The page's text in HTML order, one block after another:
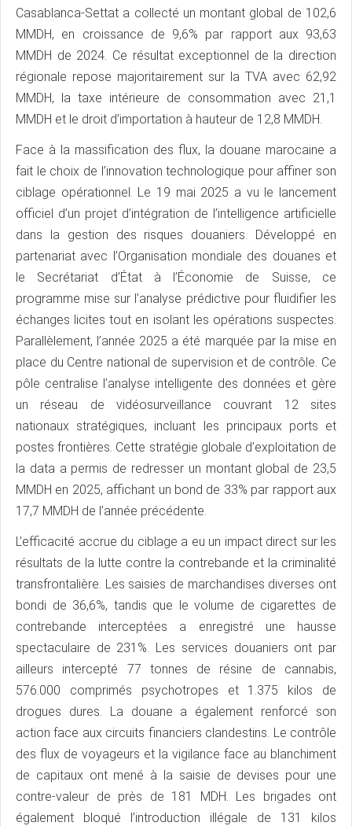
Casablanca-Settat a collecté un montant global de 102,6
MMDH, en croissance de 9,6% par rapport aux 93,63
MMDH de 2024. Ce résultat exceptionnel de la direction
régionale repose majoritairement sur la TVA avec 62,92
MMDH, la taxe intérieure de consommation avec 21,1
MMDH et le droit d’importation à hauteur de 12,8 MMDH.
Face à la massification des flux, la douane marocaine a
fait le choix de l’innovation technologique pour affiner son
ciblage opérationnel. Le 19 mai 2025 a vu le lancement
officiel d’un projet d’intégration de l’intelligence artificielle
dans la gestion des risques douaniers. Développé en
partenariat avec l’Organisation mondiale des douanes et
le Secrétariat d’État à l’Économie de Suisse, ce
programme mise sur l’analyse prédictive pour fluidifier les
échanges licites tout en isolant les opérations suspectes.
Parallèlement, l’année 2025 a été marquée par la mise en
place du Centre national de supervision et de contrôle. Ce
pôle centralise l’analyse intelligente des données et gère
un réseau de vidéosurveillance couvrant 12 sites
nationaux stratégiques, incluant les principaux ports et
postes frontières. Cette stratégie globale d’exploitation de
la data a permis de redresser un montant global de 23,5
MMDH en 2025, affichant un bond de 33% par rapport aux
17,7 MMDH de l’année précédente.
L’efficacité accrue du ciblage a eu un impact direct sur les
résultats de la lutte contre la contrebande et la criminalité
transfrontalière. Les saisies de marchandises diverses ont
bondi de 36,6%, tandis que le volume de cigarettes de
contrebande interceptées a enregistré une hausse
spectaculaire de 231%. Les services douaniers ont par
ailleurs intercepté 77 tonnes de résine de cannabis,
576.000 comprimés psychotropes et 1.375 kilos de
drogues dures. La douane a également renforcé son
action face aux circuits financiers clandestins. Le contrôle
des flux de voyageurs et la vigilance face au blanchiment
de capitaux ont mené à la saisie de devises pour une
contre-valeur de près de 181 MDH. Les brigades ont
également bloqué l’introduction illégale de 131 kilos